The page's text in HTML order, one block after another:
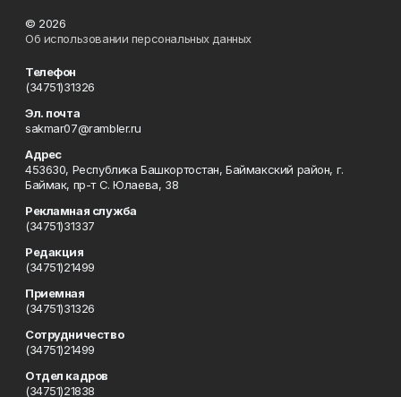
© 2026
Об использовании персональных данных
Телефон
(34751)31326
Эл. почта
sakmar07@rambler.ru
Адрес
453630, Республика Башкортостан, Баймакский район, г.
Баймак, пр-т С. Юлаева, 38
Рекламная служба
(34751)31337
Редакция
(34751)21499
Приемная
(34751)31326
Сотрудничество
(34751)21499
Отдел кадров
(34751)21838